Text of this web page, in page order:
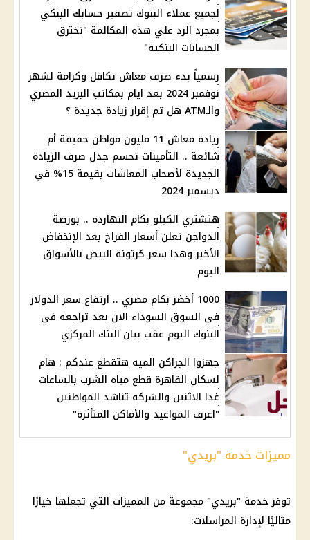
لجميع عملاء البنوك تصفير حسابك البنكي
بمجرد الرد علي هذه المكالمة "تخترق
الحسابات البنكية"
رسمياً بدء صرف معاش تكافل وكرامة لشهر
نوفمبر 2024 بعد ايام بمكاتب البريد المصري
والـATM هل تم إقرار زيادة جديدة ؟
زيادة معاش 11 مليون مواطن حقيقة أم
شائعة .. التأمينات تحسم جدل صرف الزيادة
الجديدة لأصحاب المعاشات بقيمة 15% في
ديسمبر 2024
هتشتري الكيلو بكام النهارده .. بورصة
الدواجن تعلن أسعار الفراخ بعد الإنخفاض
الأخير وهذا سعر كرتونة البيض بالأسواق
اليوم
1000 أخضر بكام مصري .. ارتفاع سعر الدولار
في السوق السوداء الان بعد تراجعه في
البنوك اليوم عقب بيان البنك المركزي
جهزوا الجراكن الميه هتقطع عندكم : هام
لسكان القاهرة قطع مياه الشرب بالساعات
غدا الاثنين والشركة تناشد المواطنين
"اعرف المواعيد والأماكن المتأثرة"
مميزات خدمة "بريدي"
توفر خدمة "بريدي" مجموعة من المميزات التي تجعلها خيارًا
مثاليًا لإدارة المراسلات: